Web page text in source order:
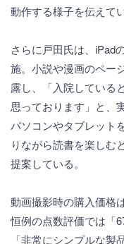
動作する様子を伝えてい
さらに戸田氏は、iPad
施。小説や漫画のペー
露し、「入院している
思っております」と、
パソコンやタブレット
りながら読書を楽しむ
提案している。
動画撮影時の購入価格
恒例の点数評価では「
「非常にシンプルな製